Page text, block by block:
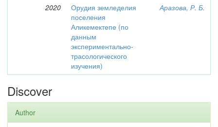
2020
Орудия земледелия
поселения
Аликемектепе (по
данным
экспериментально-
трасологического
изучения)
Аразова, Р. Б.
Discover
Author